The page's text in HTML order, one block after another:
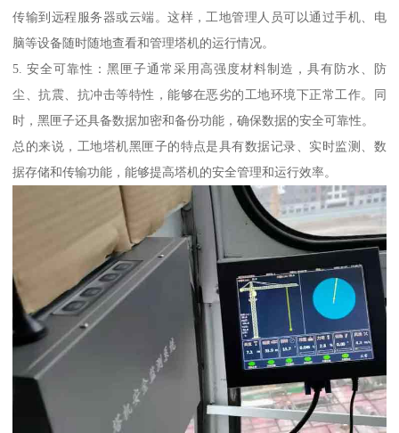
传输到远程服务器或云端。这样，工地管理人员可以通过手机、电
脑等设备随时随地查看和管理塔机的运行情况。
5. 安全可靠性：黑匣子通常采用高强度材料制造，具有防水、防
尘、抗震、抗冲击等特性，能够在恶劣的工地环境下正常工作。同
时，黑匣子还具备数据加密和备份功能，确保数据的安全可靠性。
总的来说，工地塔机黑匣子的特点是具有数据记录、实时监测、数
据存储和传输功能，能够提高塔机的安全管理和运行效率。